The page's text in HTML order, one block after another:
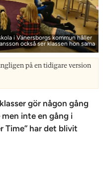
i Vänersborgs kommun håller
också ser klassen hon sama
på en tidigare version
gör någon gång
inte en gång i
Time” har det blivit